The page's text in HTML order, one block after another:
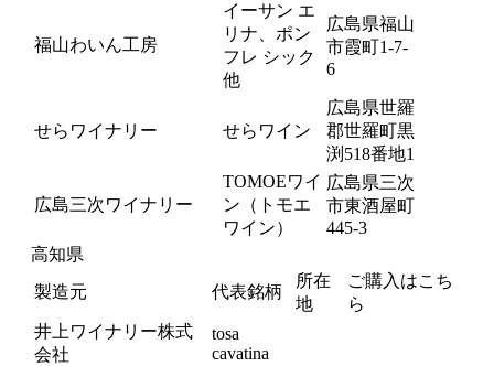
福山わいん工房
イーサン エ
リナ、ポン
フレ シック
他
広島県福山
市霞町1-7-
6
せらワイナリー せらワイン
広島県世羅
郡世羅町黒
渕518番地1
広島三次ワイナリー
TOMOEワイ
ン（トモエ
ワイン）
広島県三次
市東酒屋町
445-3
高知県
製造元
代表銘柄
所在
地
ご購入はこち
ら
井上ワイナリー株式
会社
tosa
cavatina